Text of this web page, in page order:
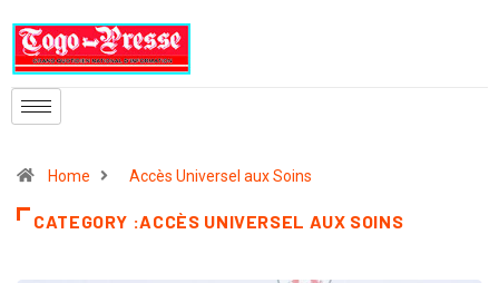
Home Accès Universel aux Soins
CATEGORY :ACCÈS UNIVERSEL AUX SOINS